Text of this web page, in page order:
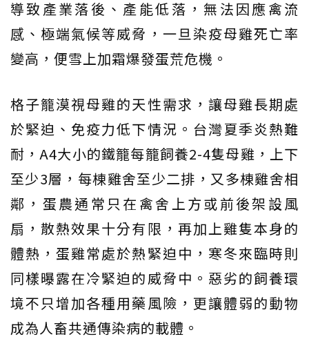
導致產業落後、產能低落，無法因應禽流
感、極端氣候等威脅，一旦染疫母雞死亡率
變高，便雪上加霜爆發蛋荒危機。
格子籠漠視母雞的天性需求，讓母雞長期處
於緊迫、免疫力低下情況。台灣夏季炎熱難
耐，A4大小的鐵籠每籠飼養2-4隻母雞，上下
至少3層，每棟雞舍至少二排，又多棟雞舍相
鄰，蛋農通常只在禽舍上方或前後架設風
扇，散熱效果十分有限，再加上雞隻本身的
體熱，蛋雞常處於熱緊迫中，寒冬來臨時則
同樣曝露在冷緊迫的威脅中。惡劣的飼養環
境不只增加各種用藥風險，更讓體弱的動物
成為人畜共通傳染病的載體。